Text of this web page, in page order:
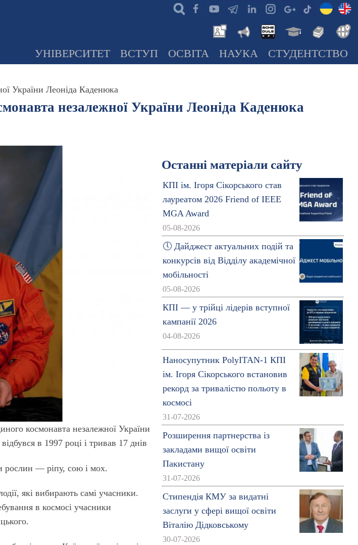
УНІВЕРСИТЕТ ВСТУП ОСВІТА НАУКА СТУДЕНТСТВО
України Леоніда Каденюка
незалежної України Леоніда Каденюка
космонавта незалежної України
в 1997 році і тривав 17 днів
рослин — ріпу, сою і мох.
які вибирають самі учасники.
в космосі учасники
Останні матеріали сайту
КПІ ім. Ігоря Сікорського став
лауреатом 2026 Friend of IEEE
MGA Award
05-08-2026
🕔 Дайджест актуальних подій та
конкурсів від Відділу академічної
мобільності
05-08-2026
КПІ — у трійці лідерів вступної
кампанії 2026
04-08-2026
Наносупутник PolyITAN-1 КПІ
ім. Ігоря Сікорського встановив
рекорд за тривалістю польоту в
космосі
31-07-2026
Розширення партнерства із
закладами вищої освіти
Пакистану
31-07-2026
Стипендія КМУ за видатні
заслуги у сфері вищої освіти
Віталію Дідковському
30-07-2026